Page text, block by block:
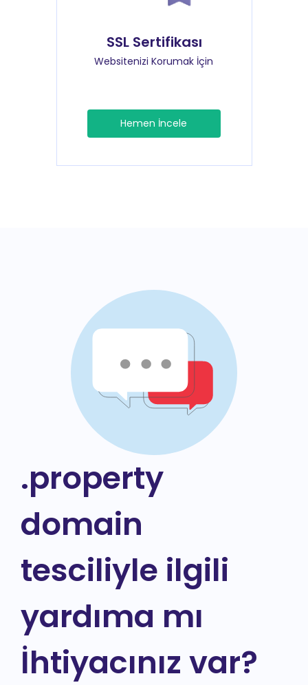
SSL Sertifikası
Websitenizi Korumak İçin
Hemen İncele
.property
domain
tesciliyle ilgili
yardıma mı
İhtiyacınız var?